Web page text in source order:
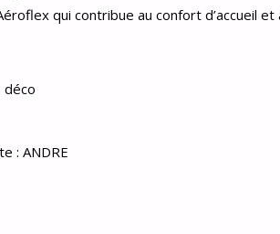
qui contribue au confort d’accueil et
déco
:ANDRE